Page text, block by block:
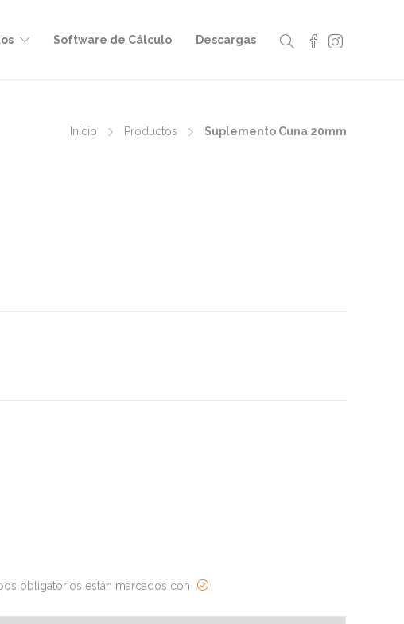
Software de Cálculo Descargas
Inicio Productos Suplemento Cuna 20mm
obligatorios están marcados con